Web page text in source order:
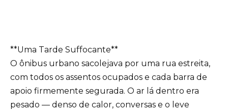
**Uma Tarde Suffocante**
O ônibus urbano sacolejava por uma rua estreita,
com todos os assentos ocupados e cada barra de
apoio firmemente segurada. O ar lá dentro era
pesado — denso de calor, conversas e o leve